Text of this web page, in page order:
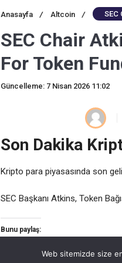
Anasayfa / Altcoin / SEC
SEC Chair
For Token
Güncelleme: 7 Nisan 2026 11:02
Son Dakika
Kripto para piyasasında son
SEC Başkanı Atkins, Token
Bunu paylaş:
FacebookWeb sitemizde size